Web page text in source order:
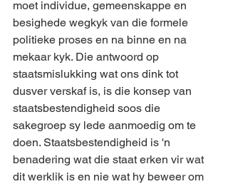
moet individue, gemeenskappe en
besighede wegkyk van die formele
politieke proses en na binne en na
mekaar kyk. Die antwoord op
staatsmislukking wat ons dink tot
dusver verskaf is, is die konsep van
staatsbestendigheid soos die
sakegroep sy lede aanmoedig om te
doen. Staatsbestendigheid is 'n
benadering wat die staat erken vir wat
dit werklik is en nie wat hy beweer om